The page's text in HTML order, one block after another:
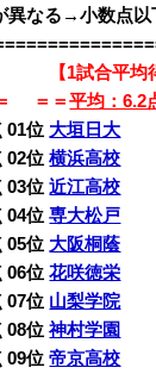
異なる→小数点以
合平均得
＝＝平均：6.2
01位 大垣日大
位横浜高校
位近江高校
位専大松戸
位 大阪桐蔭
位花咲徳栄
07位 山梨学院
位神村学園
位帝京高校